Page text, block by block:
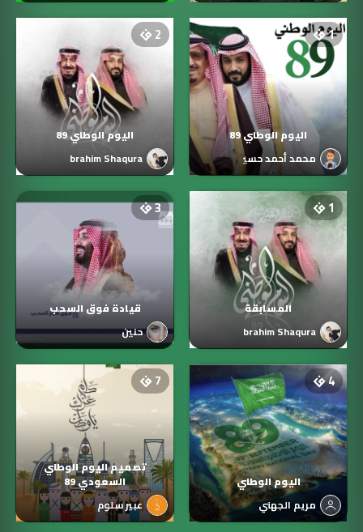
1
اليوم الوطني 89
محمد أحمد حسين
2
اليوم الوطني 89
Ibrahim Shaqura
1
المسابقة
Ibrahim Shaqura
3
قيادة فوق السحب
حنين
4
اليوم الوطني
مريم الجهني
7
تصميم اليوم الوطني
السعودي 89
عبير سلوم